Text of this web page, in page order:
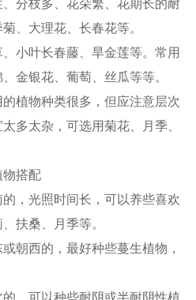
分枝多、花朵繁、花期长的耐
、大理花、长春花等。
小叶长春藤、旱金莲等。常用
金银花、葡萄、丝瓜等等。
植物种类很多，但应注意层次
多太杂，可选用菊花、月季、
搭配
，光照时间长，可以养些喜欢
扶桑、月季等。
朝西的，最好种些蔓生植物，
，可以种些耐阴或半耐阴性植